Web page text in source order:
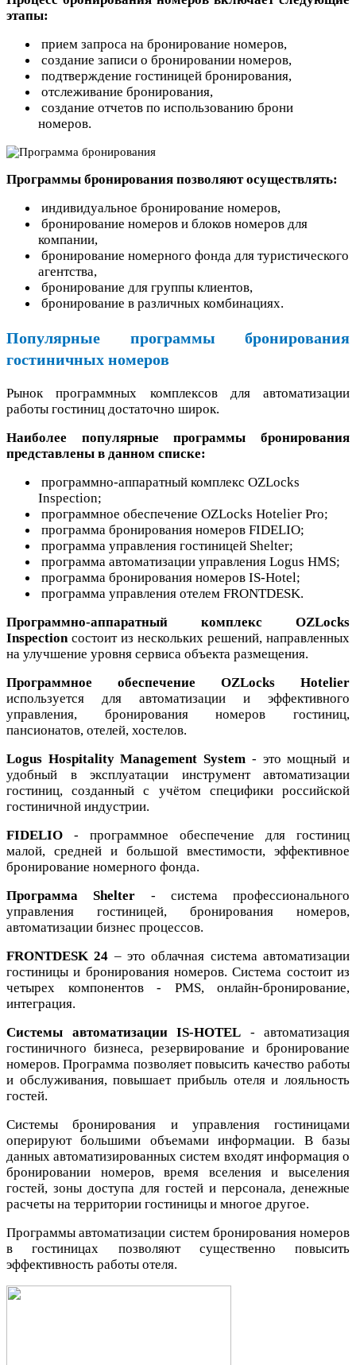
этапы:
прием запроса на бронирование номеров,
создание записи о бронировании номеров,
подтверждение гостиницей бронирования,
отслеживание бронирования,
создание отчетов по использованию брони
номеров.
Программы бронирования позволяют осуществлять:
индивидуальное бронирование номеров,
бронирование номеров и блоков номеров для
компании,
бронирование номерного фонда для туристического
агентства,
бронирование для группы клиентов,
бронирование в различных комбинациях.
Популярные программы бронирования
гостиничных номеров
Рынок программных комплексов для автоматизации
работы гостиниц достаточно широк.
Наиболее популярные программы бронирования
представлены в данном списке:
программно-аппаратный комплекс OZLocks
Inspection;
программное обеспечение OZLocks Hotelier Pro;
программа бронирования номеров FIDELIO;
программа управления гостиницей Shelter;
программа автоматизации управления Logus HMS;
программа бронирования номеров IS-Hotel;
программа управления отелем FRONTDESK.
Программно-аппаратный комплекс OZLocks
Inspectionсостоит из нескольких решений, направленных
на улучшение уровня сервиса объекта размещения.
Программное обеспечение OZLocks Hotelier
используется для автоматизации и эффективного
управления, бронирования номеров гостиниц,
пансионатов, отелей, хостелов.
Logus Hospitality Management System - это мощный и
удобный в эксплуатации инструмент автоматизации
гостиниц, созданный с учётом специфики российской
гостиничной индустрии.
FIDELIO - программное обеспечение для гостиниц
малой, средней и большой вместимости, эффективное
бронирование номерного фонда.
Программа Shelter - система профессионального
управления гостиницей, бронирования номеров,
автоматизации бизнес процессов.
FRONTDESK 24 – это облачная система автоматизации
гостиницы и бронирования номеров. Система состоит из
четырех компонентов - PMS, онлайн-бронирование,
интеграция.
Системы автоматизации IS-HOTEL - автоматизация
гостиничного бизнеса, резервирование и бронирование
номеров. Программа позволяет повысить качество работы
и обслуживания, повышает прибыль отеля и лояльность
гостей.
Системы бронирования и управления гостиницами
оперируют большими объемами информации. В базы
данных автоматизированных систем входят информация о
бронировании номеров, время вселения и выселения
гостей, зоны доступа для гостей и персонала, денежные
расчеты на территории гостиницы и многое другое.
Программы автоматизации систем бронирования номеров
в гостиницах позволяют существенно повысить
эффективность работы отеля.